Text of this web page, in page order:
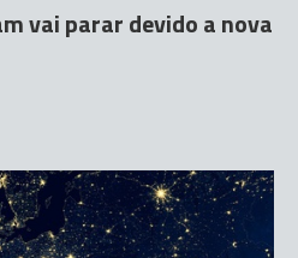
vai parar devido a nova